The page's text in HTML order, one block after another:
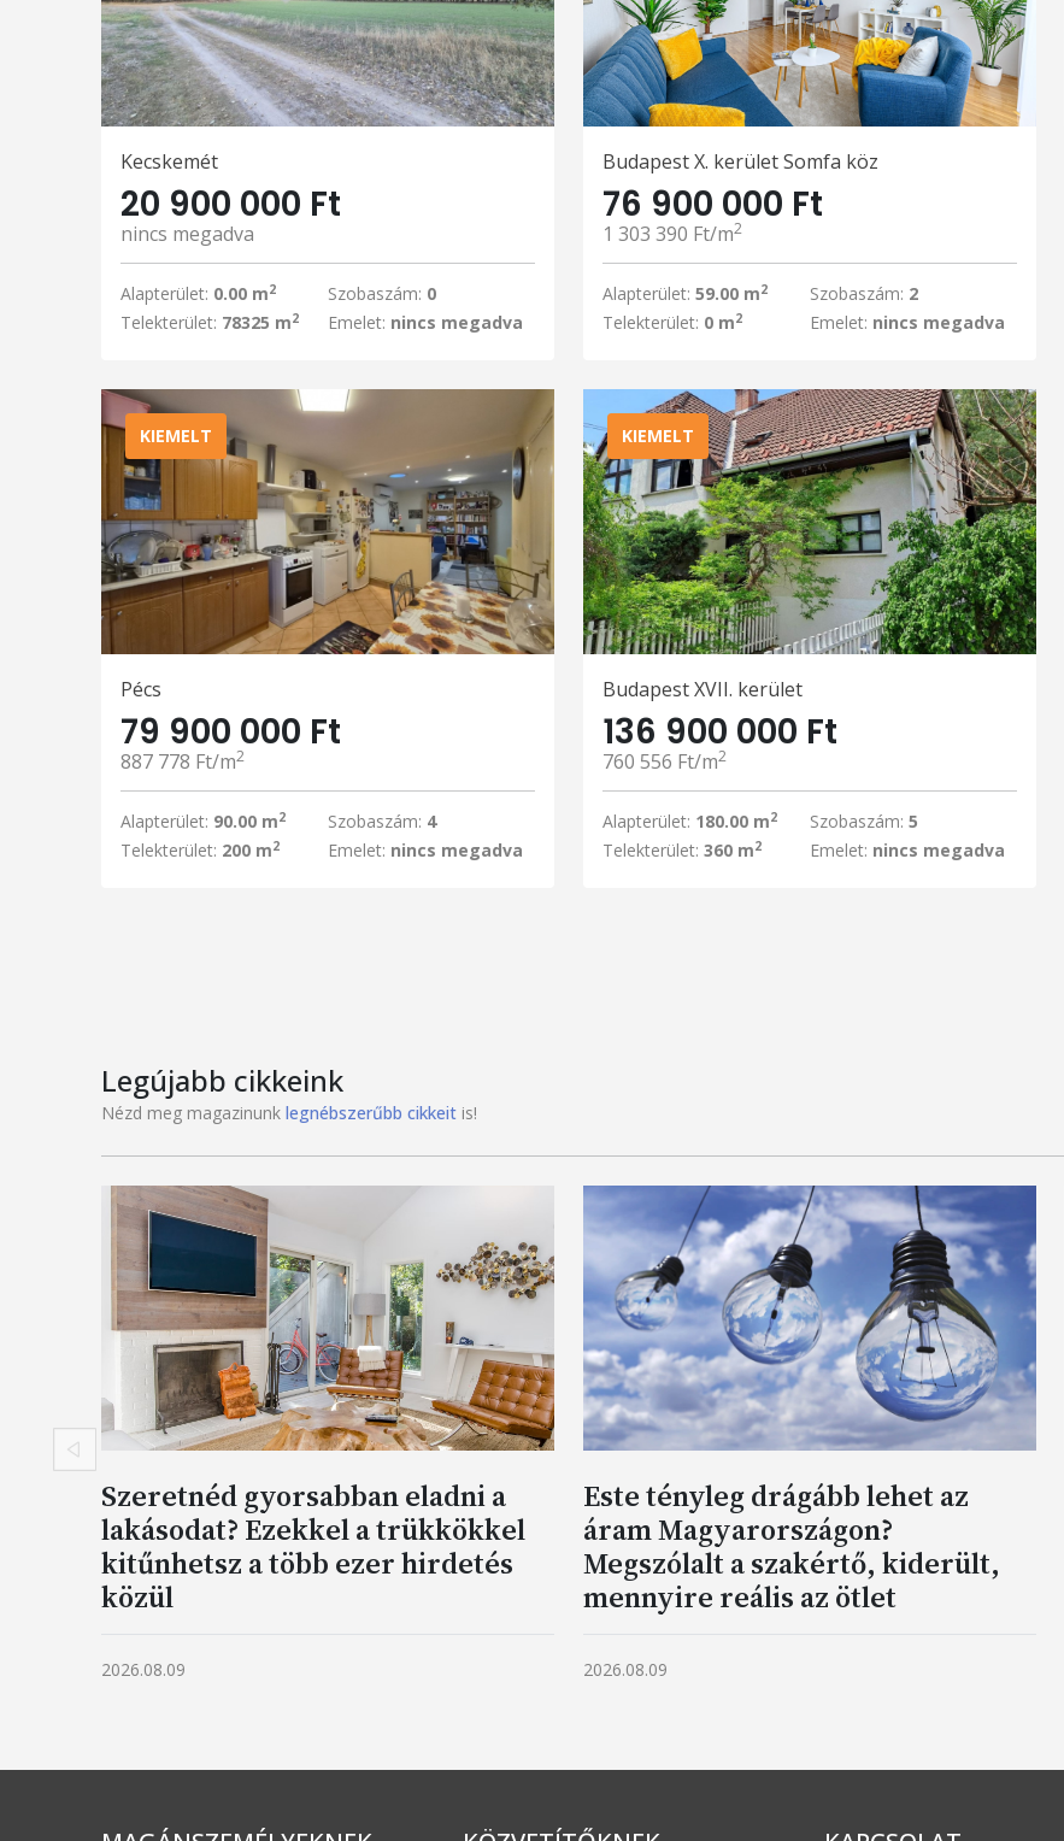
Kecskemét
20 900 000 Ft
nincs megadva
Alapterület: 0.00 m2
Telekterület: 78325 m2
Szobaszám: 0
Emelet: nincs megadva
Budapest X. kerület Somfa köz
76 900 000 Ft
1 303 390 Ft/m2
Alapterület: 59.00 m2
Telekterület: 0 m2
Szobaszám: 2
Emelet: nincs megadva
KIEMELT
Pécs
79 900 000 Ft
887 778 Ft/m2
Alapterület: 90.00 m2
Telekterület: 200 m2
Szobaszám: 4
Emelet: nincs megadva
KIEMELT
Budapest XVII. kerület
136 900 000 Ft
760 556 Ft/m2
Alapterület: 180.00 m2
Telekterület: 360 m2
Szobaszám: 5
Emelet: nincs megadva
Legújabb cikkeink
Nézd meg magazinunk legnébszerűbb cikkeit is!
Szeretnéd gyorsabban eladni a
lakásodat? Ezekkel a trükkökkel
kitűnhetsz a több ezer hirdetés
közül
2026.08.09
Este tényleg drágább lehet az
áram Magyarországon?
Megszólalt a szakértő, kiderült,
mennyire reális az ötlet
2026.08.09
Előző